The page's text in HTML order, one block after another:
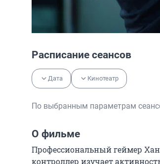
Расписание сеансов
Дата Кинотеатр
По выбранным параметрам
О фильме
Профессиональный геймер
контроллер изучает